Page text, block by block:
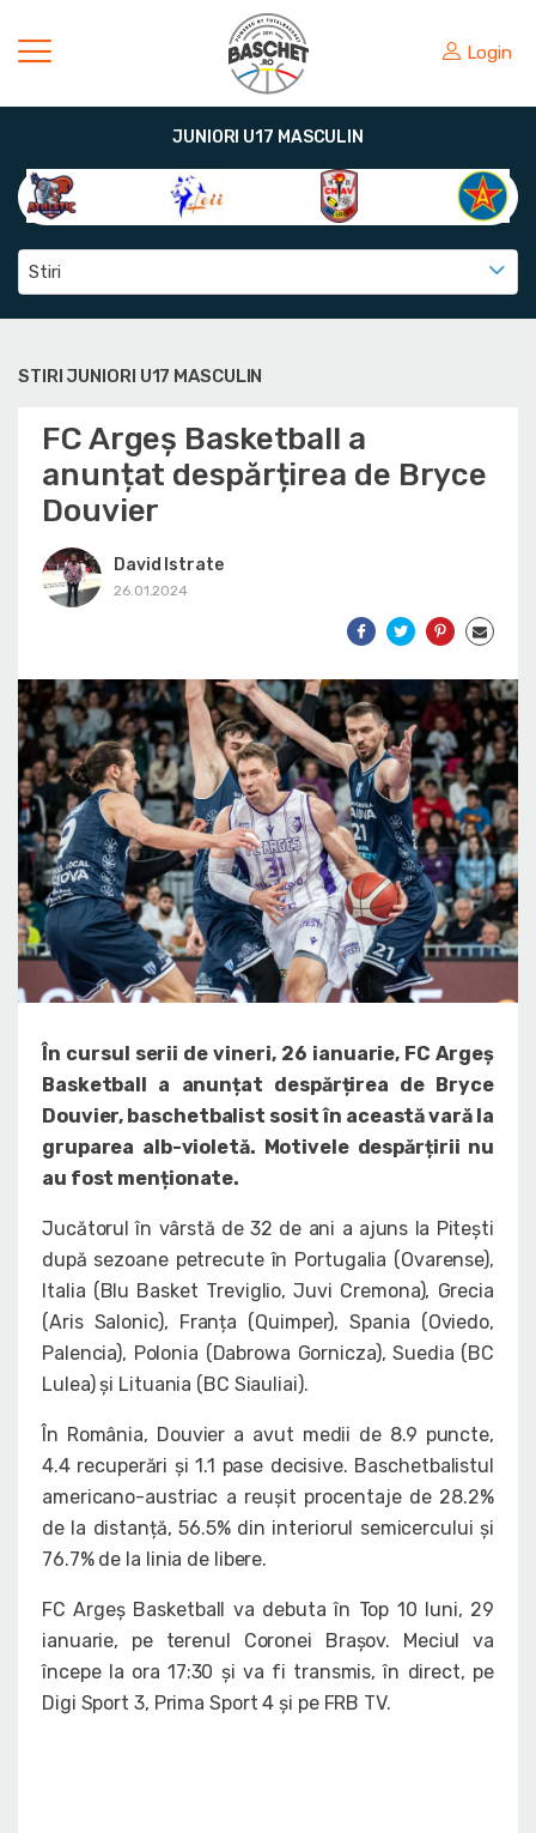
Login
JUNIORI U17 MASCULIN
Stiri
STIRI JUNIORI U17 MASCULIN
FC Argeș Basketball a
anunțat despărțirea de Bryce
Douvier
David Istrate
26.01.2024
În cursul serii de vineri, 26 ianuarie, FC Argeș
Basketball a anunțat despărțirea de Bryce
Douvier, baschetbalist sosit în această vară la
gruparea alb-violetă. Motivele despărțirii nu
au fost menționate.
Jucătorul în vârstă de 32 de ani a ajuns la Pitești
după sezoane petrecute în Portugalia (Ovarense),
Italia (Blu Basket Treviglio, Juvi Cremona), Grecia
(Aris Salonic), Franța (Quimper), Spania (Oviedo,
Palencia), Polonia (Dabrowa Gornicza), Suedia (BC
Lulea) și Lituania (BC Siauliai).
În România, Douvier a avut medii de 8.9 puncte,
4.4 recuperări și 1.1 pase decisive. Baschetbalistul
americano-austriac a reușit procentaje de 28.2%
de la distanță, 56.5% din interiorul semicercului și
76.7% de la linia de libere.
FC Argeș Basketball va debuta în Top 10 luni, 29
ianuarie, pe terenul Coronei Brașov. Meciul va
începe la ora 17:30 și va fi transmis, în direct, pe
Digi Sport 3, Prima Sport 4 și pe FRB TV.